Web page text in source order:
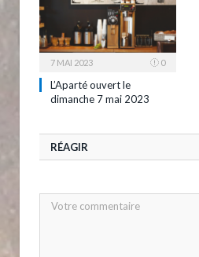
7 MAI 2023 0
L’Aparté ouvert le
dimanche 7 mai 2023
RÉAGIR